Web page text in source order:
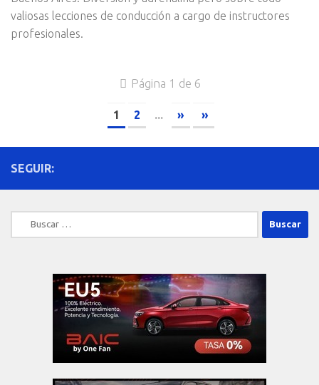
valiosas lecciones de conducción a cargo de instructores
profesionales.
Página 1 de 6
1 2 ... » »
SEGUIR:
Buscar: